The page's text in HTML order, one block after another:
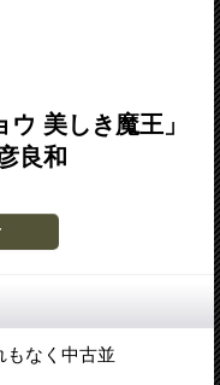
美しき魔王」
良和
なく中古並